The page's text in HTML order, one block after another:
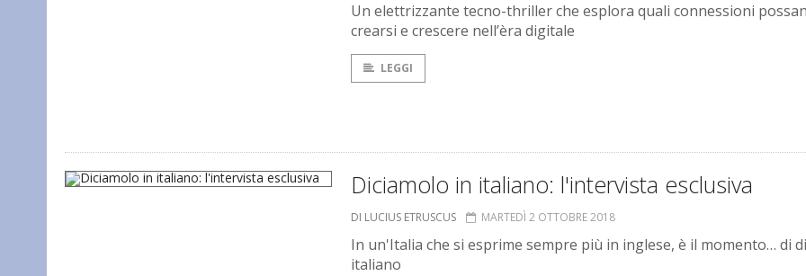
Un elettrizzante tecno-thriller che esplora quali connessioni
crearsi e crescere nell’èra digitale
LEGGI
Diciamolo in italiano: l'intervista esclusiva
DI LUCIUS ETRUSCUS MARTEDÌ 2 OTTOBRE 2018
In un'Italia che si esprime sempre più in inglese, è il momento… di
italiano